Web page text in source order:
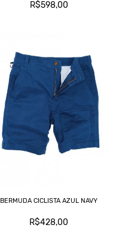
R$598,00
BERMUDA CICLISTA AZUL NAVY
R$428,00